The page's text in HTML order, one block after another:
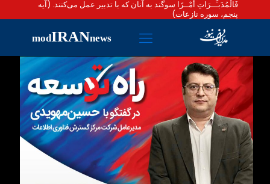
فَالْمُدَبـِّــرَاتِ أَمْــرًا سوگند به آنان که با تدبیر عمل می‌کنند. (آیه
پنجم، سوره نازعات)
modIRANnews